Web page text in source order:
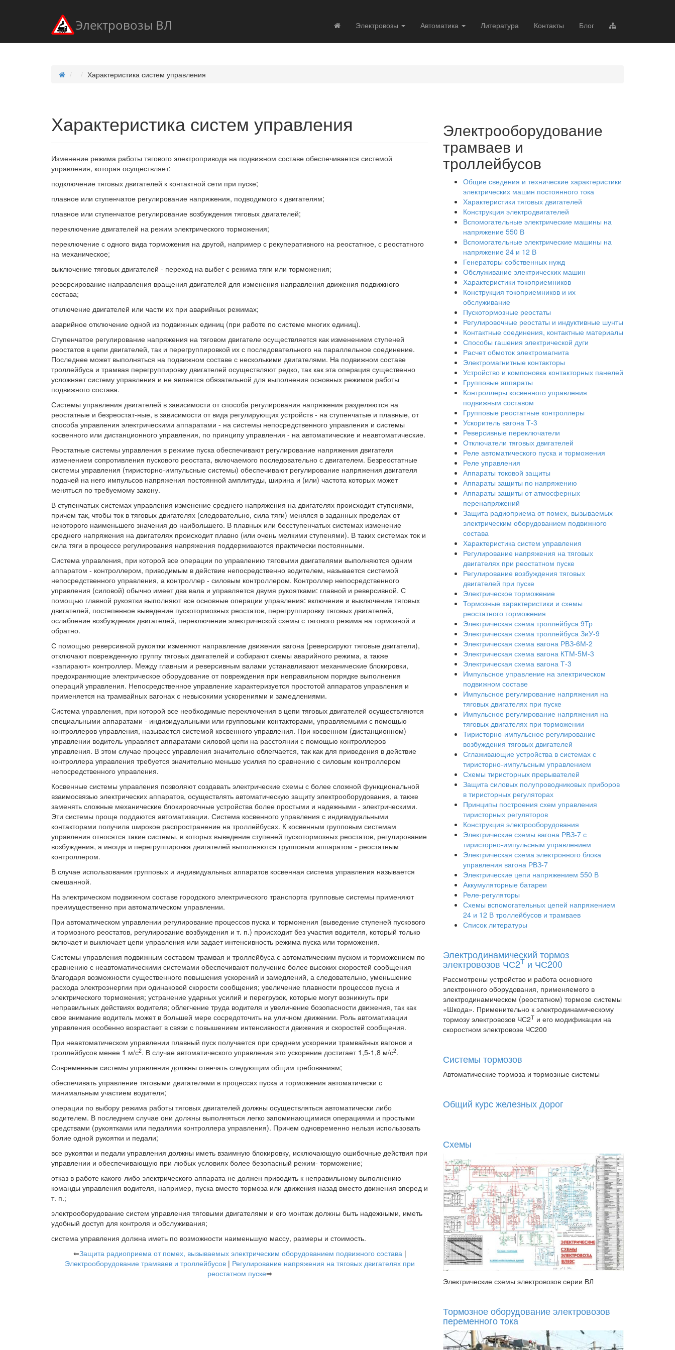
Электровозы ВЛ Электровозы Автоматика Литература Контакты Блог
Характеристика систем управления
Характеристика систем управления
Изменение режима работы тягового электропривода на подвижном составе обеспечивается системой
управления, которая осуществляет:
подключение тяговых двигателей к контактной сети при пуске;
плавное или ступенчатое регулирование напряжения, подводимого к двигателям;
плавное или ступенчатое регулирование возбуждения тяговых двигателей;
переключение двигателей на режим электрического торможения;
переключение с одного вида торможения на другой, например с рекуперативного на реостатное, с реостатного
на механическое;
выключение тяговых двигателей - переход на выбег с режима тяги или торможения;
реверсирование направления вращения двигателей для изменения направления движения подвижного
состава;
отключение двигателей или части их при аварийных режимах;
аварийное отключение одной из подвижных единиц (при работе по системе многих единиц).
Ступенчатое регулирование напряжения на тяговом двигателе осуществляется как изменением ступеней
реостатов в цепи двигателей, так и перегруппировкой их с последовательного на параллельное соединение.
Последнее может выполняться на подвижном составе с несколькими двигателями. На подвижном составе
троллейбуса и трамвая перегруппировку двигателей осуществляют редко, так как эта операция существенно
усложняет систему управления и не является обязательной для выполнения основных режимов работы
подвижного состава.
Системы управления двигателей в зависимости от способа регулирования напряжения разделяются на
реостатные и безреостат-ные, в зависимости от вида регулирующих устройств - на ступенчатые и плавные, от
способа управления электрическими аппаратами - на системы непосредственного управления и системы
косвенного или дистанционного управления, по принципу управления - на автоматические и неавтоматические.
Реостатные системы управления в режиме пуска обеспечивают регулирование напряжения двигателя
изменением сопротивления пускового реостата, включаемого последовательно с двигателем. Безреостатные
системы управления (тиристорно-импульсные системы) обеспечивают регулирование напряжения двигателя
подачей на него импульсов напряжения постоянной амплитуды, ширина и (или) частота которых может
меняться по требуемому закону.
В ступенчатых системах управления изменение среднего напряжения на двигателях происходит ступенями,
причем так, чтобы ток в тяговых двигателях (следовательно, сила тяги) менялся в заданных пределах от
некоторого наименьшего значения до наибольшего. В плавных или бесступенчатых системах изменение
среднего напряжения на двигателях происходит плавно (или очень мелкими ступенями). В таких системах ток и
сила тяги в процессе регулирования напряжения поддерживаются практически постоянными.
Система управления, при которой все операции по управлению тяговыми двигателями выполняются одним
аппаратом - контроллером, приводимым в действие непосредственно водителем, называется системой
непосредственного управления, а контроллер - силовым контроллером. Контроллер непосредственного
управления (силовой) обычно имеет два вала и управляется двумя рукоятками: главной и реверсивной. С
помощью главной рукоятки выполняют все основные операции управления: включение и выключение тяговых
двигателей, постепенное выведение пускотормозных реостатов, перегруппировку тяговых двигателей,
ослабление возбуждения двигателей, переключение электрической схемы с тягового режима на тормозной и
обратно.
С помощью реверсивной рукоятки изменяют направление движения вагона (реверсируют тяговые двигатели),
отключают поврежденную группу тяговых двигателей и собирают схемы аварийного режима, а также
«запирают» контроллер. Между главным и реверсивным валами устанавливают механические блокировки,
предохраняющие электрическое оборудование от повреждения при неправильном порядке выполнения
операций управления. Непосредственное управление характеризуется простотой аппаратов управления и
применяется на трамвайных вагонах с невысокими ускорениями и замедлениями.
Система управления, при которой все необходимые переключения в цепи тяговых двигателей осуществляются
специальными аппаратами - индивидуальными или групповыми контакторами, управляемыми с помощью
контроллеров управления, называется системой косвенного управления. При косвенном (дистанционном)
управлении водитель управляет аппаратами силовой цепи на расстоянии с помощью контроллеров
управления. В этом случае процесс управления значительно облегчается, так как для приведения в действие
контроллера управления требуется значительно меньше усилия по сравнению с силовым контроллером
непосредственного управления.
Косвенные системы управления позволяют создавать электрические схемы с более сложной функциональной
взаимосвязью электрических аппаратов, осуществлять автоматическую защиту электрооборудования, а также
заменять сложные механические блокировочные устройства более простыми и надежными - электрическими.
Эти системы проще поддаются автоматизации. Система косвенного управления с индивидуальными
контакторами получила широкое распространение на троллейбусах. К косвенным групповым системам
управления относятся такие системы, в которых выведение ступеней пускотормозных реостатов, регулирование
возбуждения, а иногда и перегруппировка двигателей выполняются групповым аппаратом - реостатным
контроллером.
В случае использования групповых и индивидуальных аппаратов косвенная система управления называется
смешанной.
На электрическом подвижном составе городского электрического транспорта групповые системы применяют
преимущественно при автоматическом управлении.
При автоматическом управлении регулирование процессов пуска и торможения (выведение ступеней пускового
и тормозного реостатов, регулирование возбуждения и т. п.) происходит без участия водителя, который только
включает и выключает цепи управления или задает интенсивность режима пуска или торможения.
Системы управления подвижным составом трамвая и троллейбуса с автоматическим пуском и торможением по
сравнению с неавтоматическими системами обеспечивают получение более высоких скоростей сообщения
благодаря возможности существенного повышения ускорений и замедлений, а следовательно, уменьшение
расхода электроэнергии при одинаковой скорости сообщения; увеличение плавности процессов пуска и
электрического торможения; устранение ударных усилий и перегрузок, которые могут возникнуть при
неправильных действиях водителя; облегчение труда водителя и увеличение бозопасности движения, так как
свое внимание водитель может в большей мере сосредоточить на уличном движении. Роль автоматизации
управления особенно возрастает в связи с повышением интенсивности движения и скоростей сообщения.
При неавтоматическом управлении плавный пуск получается при среднем ускорении трамвайных вагонов и
троллейбусов менее 1 м/с2. В случае автоматического управления это ускорение достигает 1,5-1,8 м/с2.
Современные системы управления должны отвечать следующим общим требованиям;
обеспечивать управление тяговыми двигателями в процессах пуска и торможения автоматически с
минимальным участием водителя;
операции по выбору режима работы тяговых двигателей должны осуществляться автоматически либо
водителем. В последнем случае они должны выполняться легко запоминающимися операциями и простыми
средствами (рукоятками или педалями контроллера управления). Причем одновременно нельзя использовать
болие одной рукоятки и педали;
все рукоятки и педали управления должны иметь взаимную блокировку, исключающую ошибочные действия при
управлении и обеспечивающую при любых условиях более безопасный режим- торможение;
отказ в работе какого-либо электрического аппарата не должен приводить к неправильному выполнению
команды управления водителя, например, пуска вместо тормоза или движения назад вместо движения вперед и
т. п.;
электрооборудование систем управления тяговыми двигателями и его монтаж должны быть надежными, иметь
удобный доступ для контроля и обслуживания;
система управления должна иметь по возможности наименьшую массу, размеры и стоимость.
⇐Защита радиоприема от помех, вызываемых электрическим оборудованием подвижного состава|
Электрооборудование трамваев и троллейбусов| Регулирование напряжения на тяговых двигателях при
реостатном пуске⇒
Электрооборудование
трамваев и
троллейбусов
Общие сведения и технические характеристики
электрических машин постоянного тока
Характеристики тяговых двигателей
Конструкция электродвигателей
Вспомогательные электрические машины на
напряжение 550 В
Вспомогательные электрические машины на
напряжение 24 и 12 В
Генераторы собственных нужд
Обслуживание электрических машин
Характеристики токоприемников
Конструкция токоприемников и их
обслуживание
Пускотормозные реостаты
Регулировочные реостаты и индуктивные шунты
Контактные соединения, контактные материалы
Способы гашения электрической дуги
Расчет обмоток электромагнита
Электромагнитные контакторы
Устройство и компоновка контакторных панелей
Групповые аппараты
Контроллеры косвенного управления
подвижным составом
Групповые реостатные контроллеры
Ускоритель вагона Т-3
Реверсивные переключатели
Отключатели тяговых двигателей
Реле автоматического пуска и торможения
Реле управления
Аппараты токовой защиты
Аппараты защиты по напряжению
Аппараты защиты от атмосферных
перенапряжений
Защита радиоприема от помех, вызываемых
электрическим оборудованием подвижного
состава
Характеристика систем управления
Регулирование напряжения на тяговых
двигателях при реостатном пуске
Регулирование возбуждения тяговых
двигателей при пуске
Электрическое торможение
Тормозные характеристики и схемы
реостатного торможения
Электрическая схема троллейбуса 9Тр
Электрическая схема троллейбуса ЗиУ-9
Электрическая схема вагона РВЗ-6М-2
Электрическая схема вагона КТМ-5М-3
Электрическая схема вагона Т-3
Импульсное управление на электрическом
подвижном составе
Импульсное регулирование напряжения на
тяговых двигателях при пуске
Импульсное регулирование напряжения на
тяговых двигателях при торможении
Тиристорно-импульсное регулирование
возбуждения тяговых двигателей
Сглаживающие устройства в системах с
тиристорно-импульсным управлением
Схемы тиристорных прерывателей
Защита силовых полупроводниковых приборов
в тиристорных регуляторах
Принципы построения схем управления
тиристорных регуляторов
Конструкция электрооборудования
Электрические схемы вагона РВЗ-7 с
тиристорно-импульсным управлением
Электрическая схема электронного блока
управления вагона РВЗ-7
Электрические цепи напряжением 550 В
Аккумуляторные батареи
Реле-регуляторы
Схемы вспомогательных цепей напряжением
24 и 12 В троллейбусов и трамваев
Список литературы
Электродинамический тормоз
электровозов ЧС2Т и ЧС200
Рассмотрены устройство и работа основного
электронного оборудования, применяемого в
электродинамическом (реостатном) тормозе системы
«Шкода». Применительно к электродинамическому
тормозу электровозов ЧС2Т и его модификации на
скоростном электровозе ЧС200
Системы тормозов
Автоматические тормоза и тормозные системы
Общий курс железных дорог
Схемы
Электрические схемы электровозов серии ВЛ
Тормозное оборудование электровозов
переменного тока